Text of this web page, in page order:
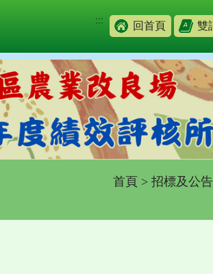
::: 回首頁 雙
首頁 > 招標及公告